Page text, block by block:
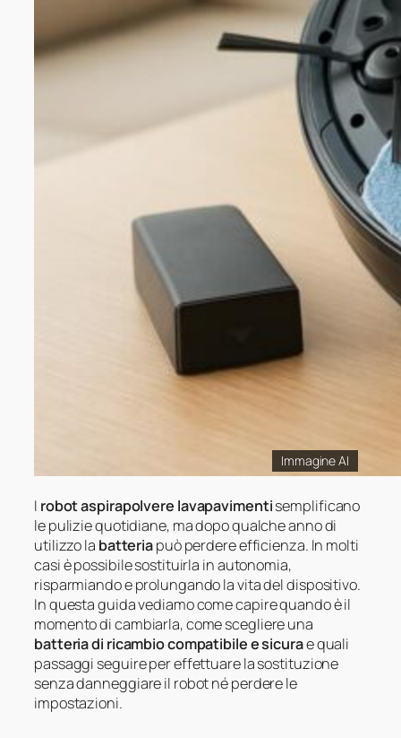
Immagine AI
I robot aspirapolvere lavapavimentisemplificano
le pulizie quotidiane, ma dopo qualche anno di
utilizzo la batteriapuò perdere efficienza. In molti
casi è possibile sostituirla in autonomia,
risparmiando e prolungando la vita del dispositivo.
In questa guida vediamo come capire quando è il
momento di cambiarla, come scegliere una
batteria di ricambio compatibile e sicurae quali
passaggi seguire per effettuare la sostituzione
senza danneggiare il robot né perdere le
impostazioni.